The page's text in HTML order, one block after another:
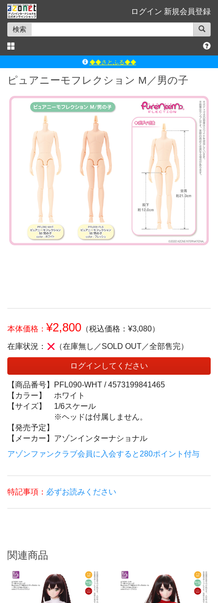
ログイン 新規会員登録
検索
◆◆さとふる◆◆
ｱｿﾞﾝﾚｰﾍﾞﾙｼｮｯﾌﾟ楽天市場店
ｱｿﾞﾝｵﾝﾗｲﾝｼｮｯﾌﾟX
よくあるご質問（Q&A）
ピュアニーモフレクション M／男の子
本体価格： ¥2,800 （税込価格：¥3,080）
在庫状況： （在庫無し／SOLD OUT／全部售完）
ログインしてください
【商品番号】 PFL090-WHT /4573199841465
【カラー】
ホワイト
【サイズ】
1/6スケール
※ヘッドは付属しません。
【発売予定】
【メーカー】 アゾンインターナショナル
アゾンファンクラブ会員に入会すると280ポイント付与
特記事項： 必ずお読みください
関連商品